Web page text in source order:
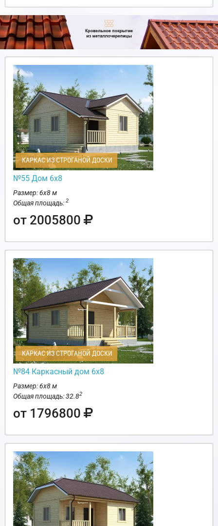
КАРКАС ИЗ СТРОГАНОЙ ДОСКИ
№55 Дом 6х8
Размер: 6х8 м
Общая площадь: 2
от 2005800
КАРКАС ИЗ СТРОГАНОЙ ДОСКИ
№84 Каркасный дом 6х8
Размер: 6х8 м
Общая площадь: 32.82
от 1796800